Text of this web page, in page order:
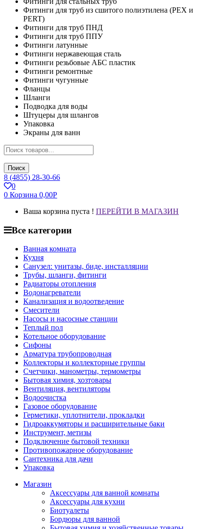
Фитинги для труб из сшитого полиэтилена (PEX и
PERT)
Фитинги для труб ПНД
Фитинги для труб ППУ
Фитинги латунные
Фитинги нержавеющая сталь
Фитинги резьбовые АБС пластик
Фитинги ремонтные
Фитинги чугунные
Фланцы
Шланги
Подводка для воды
Штуцеры для шлангов
Упаковка
Экраны для ванн
Поиск
8 (4855) 28-30-66
0
0 Корзина 0,00Р
Ваша корзина пуста ! ПЕРЕЙТИ В МАГАЗИН
Все категории
Ванная комната
Кухня
Санузел: унитазы, биде, инсталляции
Трубы, шланги, фитинги
Радиаторы отопления
Водонагреватели
Канализация и водоотведение
Смесители
Насосы и насосные станции
Теплый пол
Котельное оборудование
Сифоны
Арматура трубопроводная
Коллекторы и коллекторные группы
Счетчики, манометры, термометры
Бытовая химия, хозтовары
Вентиляция, вентиляторы
Водоочистка
Газовое оборудование
Герметики, уплотнители, прокладки
Гидроаккумяторы и расширительные баки
Инструмент, метизы
Подключение бытовой техники
Противопожарное оборудование
Сантехника для дачи
Упаковка
Магазин
Аксессуары для ванной комнаты
Аксессуары для кухни
Биотуалеты
Бордюры для ванной